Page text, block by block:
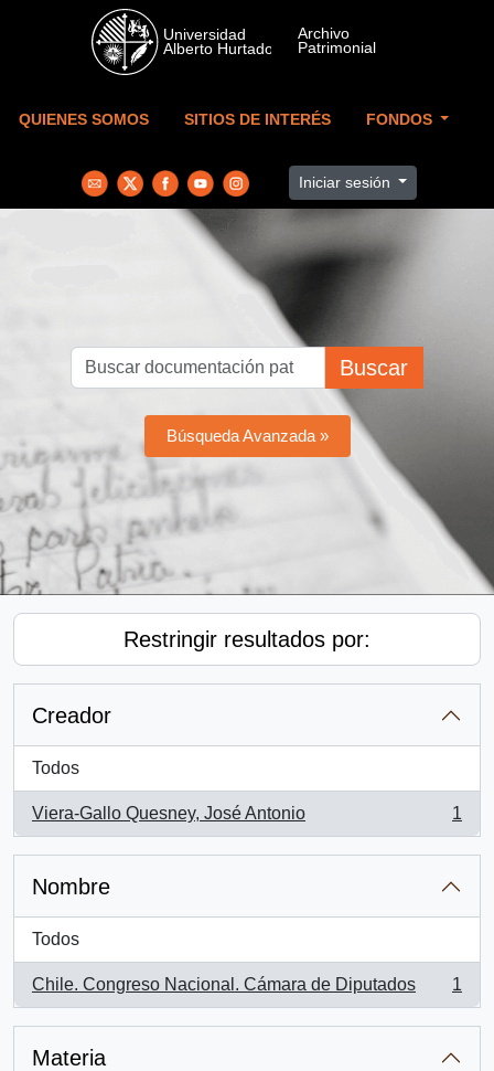
Skip to main content
QUIENES SOMOS SITIOS DE INTERÉS FONDOS
Iniciar sesión
Buscar
Búsqueda Avanzada »
Restringir resultados por:
Creador
Todos
Viera-Gallo Quesney, José Antonio
, 1 resultados
1
Nombre
Todos
Chile. Congreso Nacional. Cámara de Diputados
, 1 resultados
1
Materia